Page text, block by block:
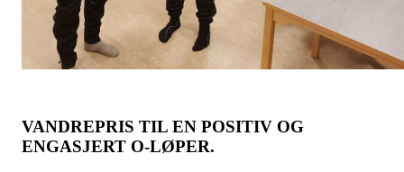
VANDREPRIS TIL EN POSITIV OG
ENGASJERT O-LØPER.